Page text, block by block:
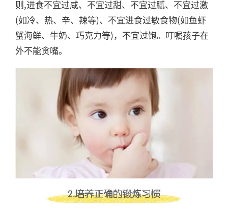
则,进食不宜过咸、不宜过甜、不宜过腻、不宜过激
(如冷、热、辛、辣等)、不宜进食过敏食物(如鱼虾
蟹海鲜、牛奶、巧克力等)，不宜过饱。叮嘱孩子在
外不能贪嘴。